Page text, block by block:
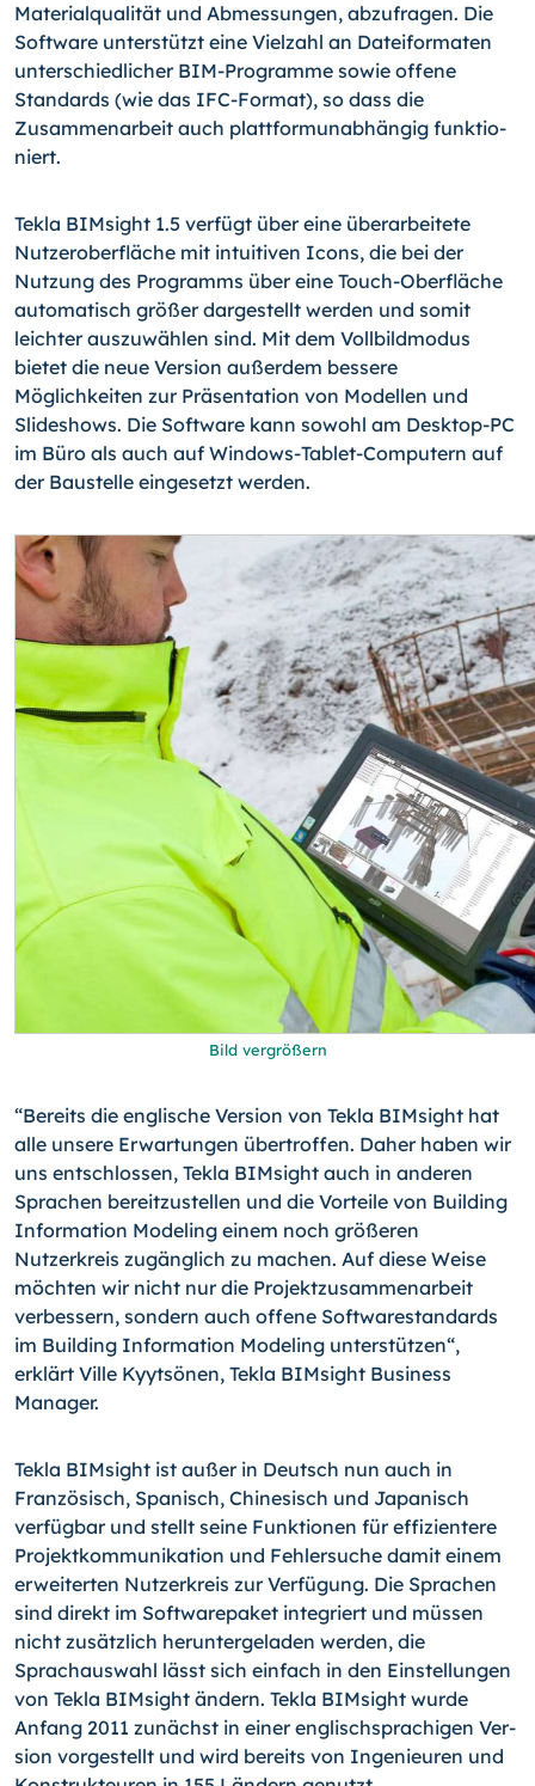
Materialqualität und Abmessungen, abzufragen. Die
Software unterstützt eine Vielzahl an Dateiformaten
unterschiedlicher BIM-Programme sowie offene
Standards (wie das IFC-Format), so dass die
Zusammenarbeit auch plattformunabhängig funktio­
niert.
Tekla BIMsight 1.5 verfügt über eine überarbeitete
Nutzeroberfläche mit intuitiven Icons, die bei der
Nutzung des Programms über eine Touch-Oberfläche
automatisch größer dargestellt werden und somit
leichter auszuwählen sind. Mit dem Vollbildmodus
bietet die neue Version außerdem bessere
Möglichkeiten zur Präsentation von Model­len und
Slideshows. Die Software kann sowohl am Desktop-PC
im Büro als auch auf Windows-Tablet-Computern auf
der Baustelle eingesetzt werden.
Bild vergrößern
“Bereits die englische Version von Tekla BIMsight hat
alle unsere Erwartungen über­troffen. Daher haben wir
uns entschlossen, Tekla BIMsight auch in anderen
Sprachen bereitzustellen und die Vorteile von Building
Information Modeling einem noch größeren
Nutzerkreis zugänglich zu machen. Auf diese Weise
möchten wir nicht nur die Projekt­zusammenarbeit
verbessern, sondern auch offene Softwarestandards
im Building In­formation Modeling unterstützen“,
erklärt Ville Kyytsönen, Tekla BIMsight Business
Manager.
Tekla BIMsight ist außer in Deutsch nun auch in
Französisch, Spanisch, Chinesisch und Japanisch
verfügbar und stellt seine Funktionen für effizientere
Projektkommunikation und Fehlersuche damit einem
erweiterten Nutzerkreis zur Verfügung. Die Sprachen
sind direkt im Softwarepaket integriert und müssen
nicht zusätzlich heruntergeladen werden, die
Sprachauswahl lässt sich einfach in den Einstellungen
von Tekla BIMsight ändern. Tekla BIMsight wurde
Anfang 2011 zunächst in einer englischsprachigen Ver­
sion vorgestellt und wird bereits von Ingenieuren und